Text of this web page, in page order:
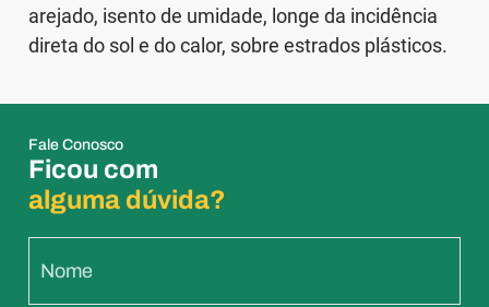
arejado, isento de umidade, longe da incidência
direta do sol e do calor, sobre estrados plásticos.
Fale Conosco
Ficou com
alguma dúvida?
Nome